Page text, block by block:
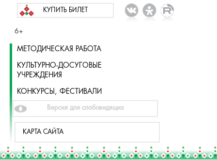
КУПИТЬ БИЛЕТ
6+
МЕТОДИЧЕСКАЯ РАБОТА
КУЛЬТУРНО-ДОСУГОВЫЕ
УЧРЕЖДЕНИЯ
КОНКУРСЫ, ФЕСТИВАЛИ
Версия для слабовидящих
КАРТА САЙТА